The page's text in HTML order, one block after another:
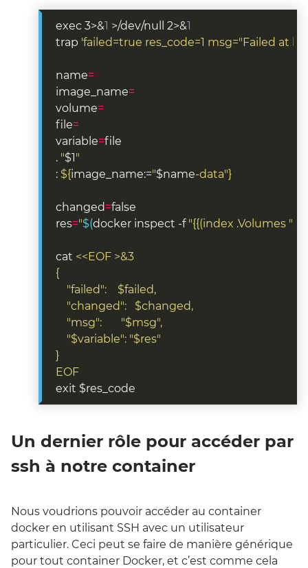
exec 3>&1 >/dev/null 2>&1
trap 'failed=true res_code=1 msg="Failed at
name=
image_name=
volume=
file=
variable=
. "$1"
: ${image_name:="$name-data"}
changed=
res="$(docker inspect -f "{{(index .Volumes "
cat
EOF
exit $res_code
Un dernier rôle pour accéder par
ssh à notre container
Nous voudrions pouvoir accéder au container
docker en utilisant SSH avec un utilisateur
particulier. Ceci peut se faire de manière générique
pour tout container Docker, et c’est comme cela